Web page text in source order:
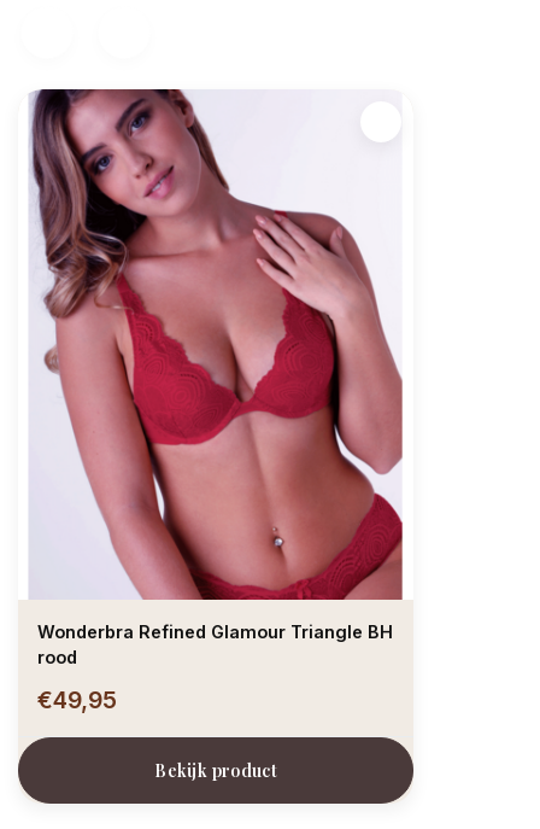
Wonderbra Refined Glamour Triangle BH
rood
€49,95
Bekijk product